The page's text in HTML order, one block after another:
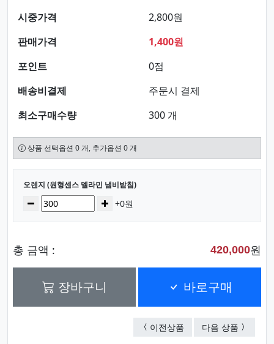
시중가격
2,800원
판매가격
1,400원
포인트
0점
배송비결제
주문시 결제
최소구매수량
300 개
상품 선택옵션 0 개, 추가옵션 0 개
선택된 옵션
오렌지 (원형센스 멜라민 냄비받침)
수량감소 증가+0원
총 금액 : 420,000원
장바구니 바로구매
이전상품 오렌지 (팔각멜라민 냄
다음 상품 멜론 (원